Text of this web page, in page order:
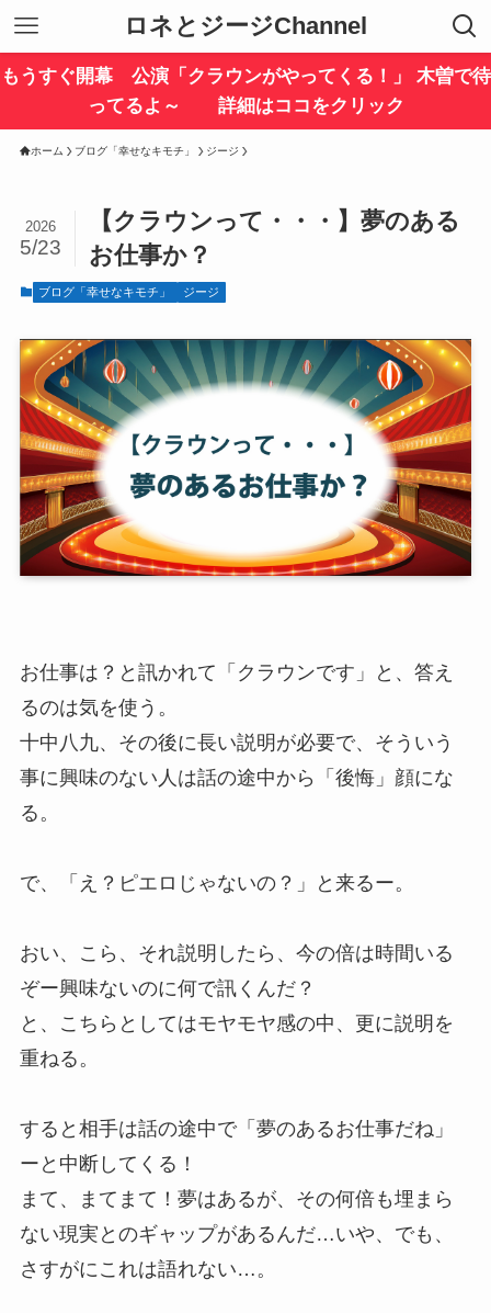
ロネとジージChannel
もうすぐ開幕 公演「クラウンがやってくる！」 木曽で待
ってるよ～ 詳細はココをクリック
ホーム ブログ「幸せなキモチ」 ジージ
【クラウンって・・・】夢のある
お仕事か？
2026
5/23
ブログ「幸せなキモチ」 ジージ
お仕事は？と訊かれて「クラウンです」と、答え
るのは気を使う。
十中八九、その後に長い説明が必要で、そういう
事に興味のない人は話の途中から「後悔」顔にな
る。
で、「え？ピエロじゃないの？」と来るー。
おい、こら、それ説明したら、今の倍は時間いる
ぞー興味ないのに何で訊くんだ？
と、こちらとしてはモヤモヤ感の中、更に説明を
重ねる。
すると相手は話の途中で「夢のあるお仕事だね」
ーと中断してくる！
まて、まてまて！夢はあるが、その何倍も埋まら
ない現実とのギャップがあるんだ…いや、でも、
さすがにこれは語れない…。